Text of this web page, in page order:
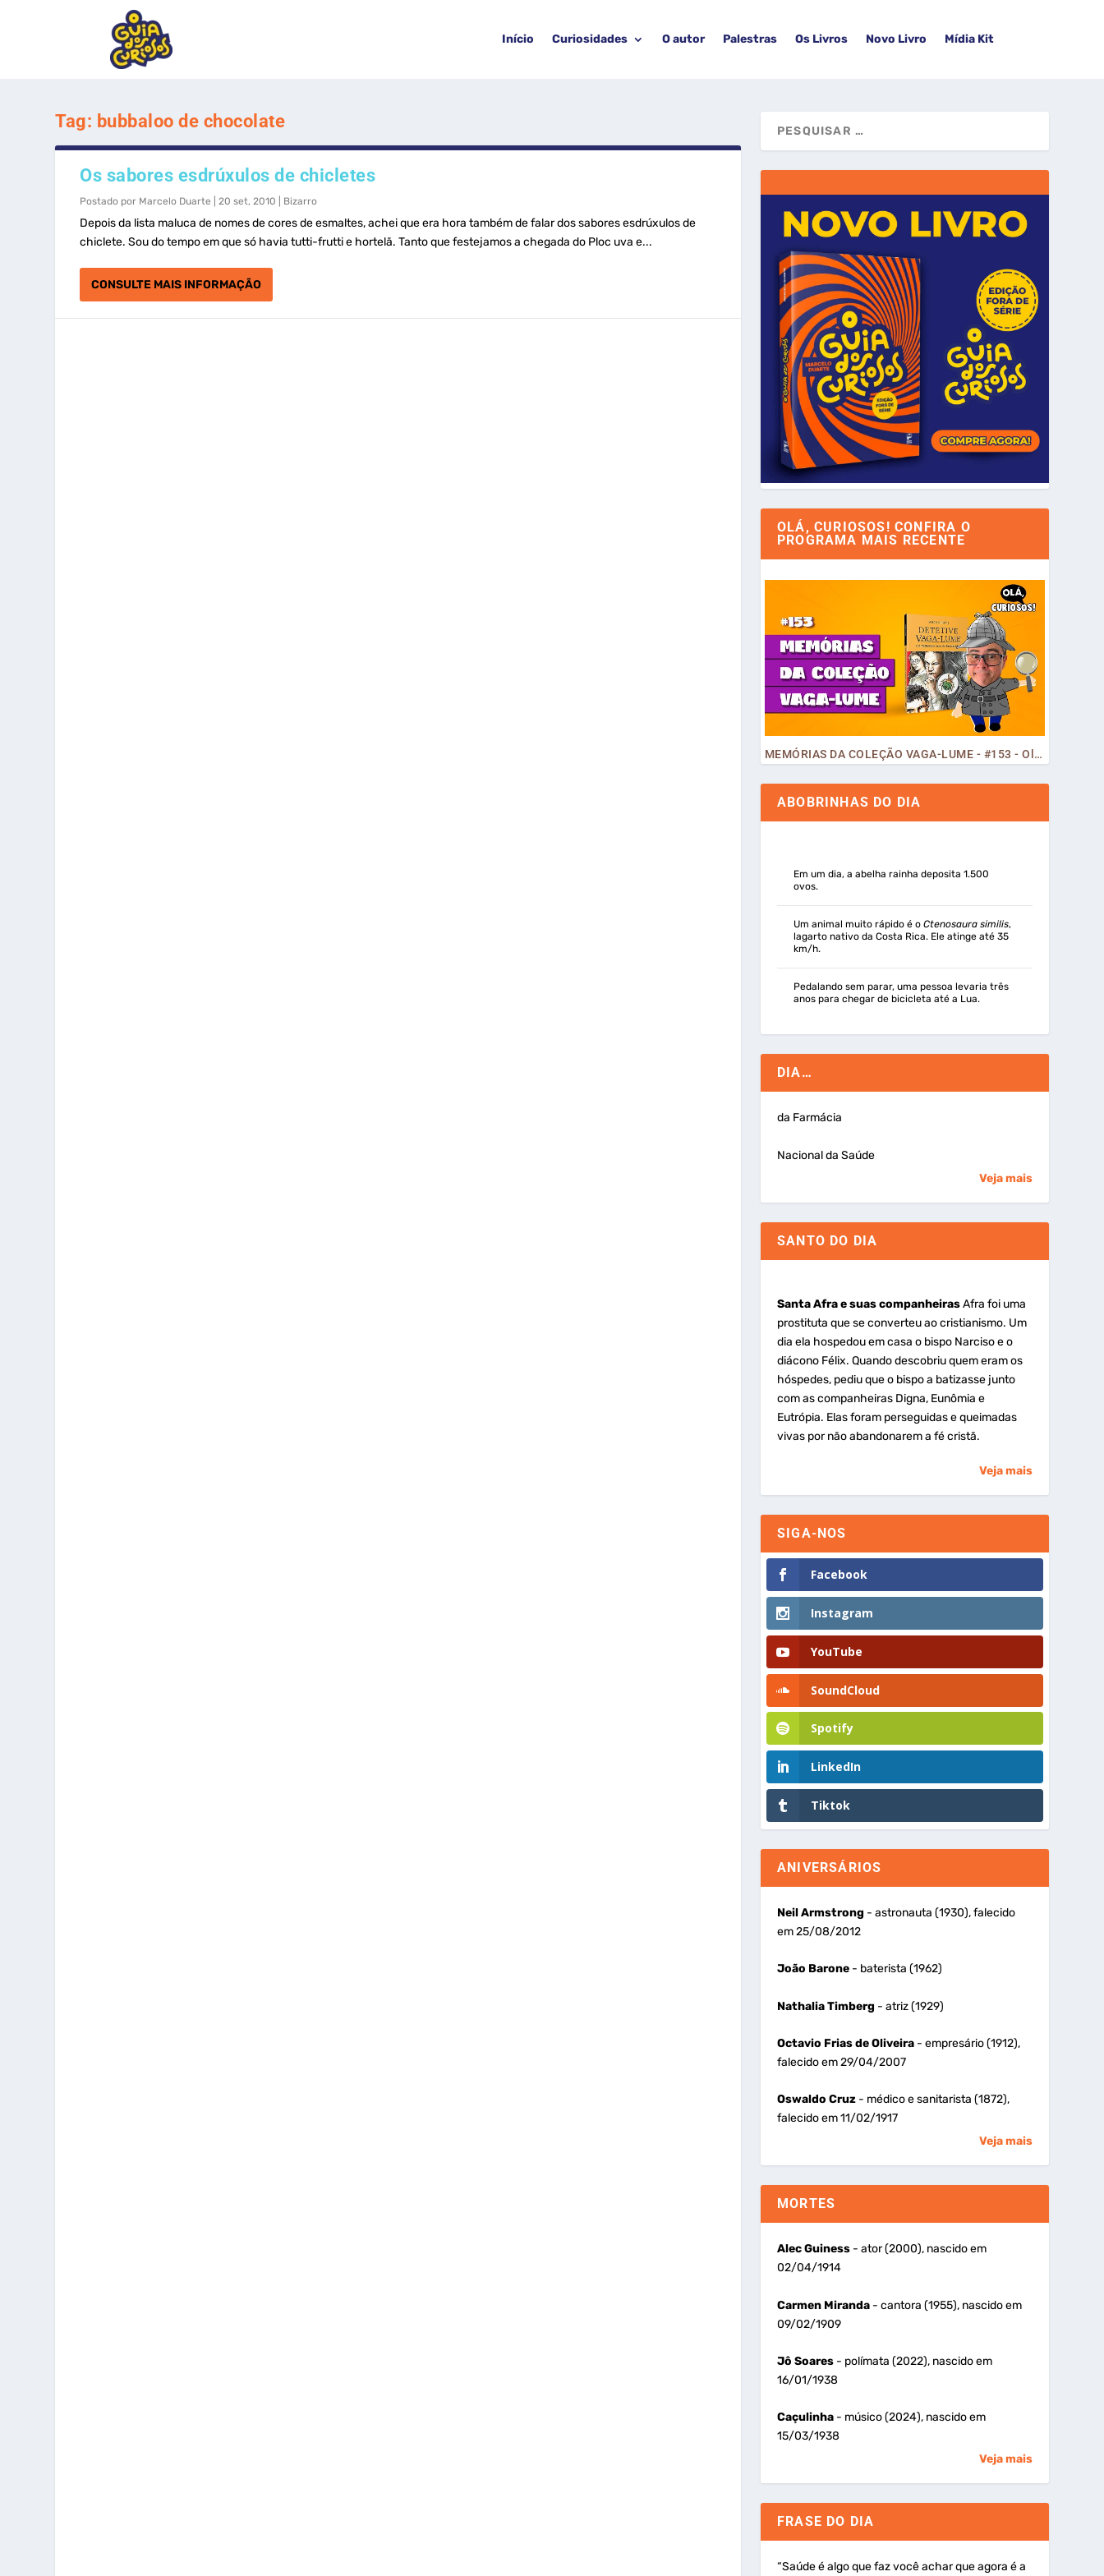
Início Curiosidades O autor Palestras Os Livros Novo Livro Mídia Kit
Tag: bubbaloo de chocolate
Os sabores esdrúxulos de chicletes
Postado por Marcelo Duarte |20 set, 2010 Bizarro
Depois da lista maluca de nomes de cores de esmaltes, achei que era hora também de falar dos sabores esdrúxulos de
chiclete. Sou do tempo em que só havia tutti-frutti e hortelã. Tanto que festejamos a chegada do Ploc uva e...
CONSULTE MAIS INFORMAÇÃO
OLÁ, CURIOSOS! CONFIRA O
PROGRAMA MAIS RECENTE
MEMÓRIAS DA COLEÇÃO VAGA-LUME - #153 - Olá, Curiosos! 2023
ABOBRINHAS DO DIA
Em um dia, a abelha rainha deposita 1.500
ovos.
Um animal muito rápido é o Ctenosaura similis,
lagarto nativo da Costa Rica. Ele atinge até 35
km/h.
Pedalando sem parar, uma pessoa levaria três
anos para chegar de bicicleta até a Lua.
DIA…
da Farmácia
Nacional da Saúde
Veja mais
SANTO DO DIA
Santa Afra e suas companheirasAfra foi uma
prostituta que se converteu ao cristianismo. Um
dia ela hospedou em casa o bispo Narciso e o
diácono Félix. Quando descobriu quem eram os
hóspedes, pediu que o bispo a batizasse junto
com as companheiras Digna, Eunômia e
Eutrópia. Elas foram perseguidas e queimadas
vivas por não abandonarem a fé cristã.
Veja mais
SIGA-NOS
Facebook
Instagram
YouTube
SoundCloud
Spotify
LinkedIn
Tiktok
ANIVERSÁRIOS
Neil Armstrong - astronauta (1930), falecido
em 25/08/2012
João Barone- baterista (1962)
Nathalia Timberg - atriz (1929)
Octavio Frias de Oliveira- empresário (1912),
falecido em 29/04/2007
Oswaldo Cruz- médico e sanitarista (1872),
falecido em 11/02/1917
Veja mais
MORTES
Alec Guiness- ator (2000), nascido em
02/04/1914
Carmen Miranda- cantora (1955), nascido em
09/02/1909
Jô Soares- polímata (2022), nascido em
16/01/1938
Caçulinha- músico (2024), nascido em
15/03/1938
Veja mais
FRASE DO DIA
“Saúde é algo que faz você achar que agora é a